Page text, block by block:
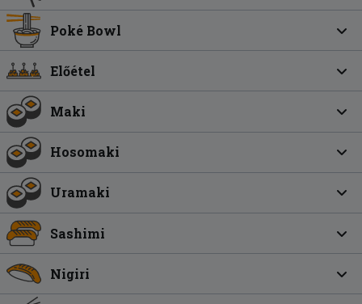
Poké Bowl
Előétel
Maki
Hosomaki
Uramaki
Sashimi
Nigiri